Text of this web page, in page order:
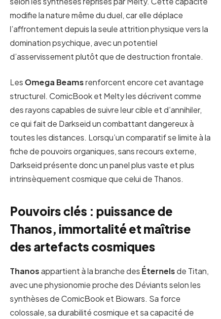
modifie la nature même du duel, car elle déplace
l’affrontement depuis la seule attrition physique vers la
domination psychique, avec un potentiel
d’asservissement plutôt que de destruction frontale.
Les Omega Beamsrenforcent encore cet avantage
structurel. ComicBook et Melty les décrivent comme
des rayons capables de suivre leur cible et d’annihiler,
ce qui fait de Darkseid un combattant dangereux à
toutes les distances. Lorsqu’un comparatif se limite à la
fiche de pouvoirs organiques, sans recours externe,
Darkseid présente donc un panel plus vaste et plus
intrinsèquement cosmique que celui de Thanos.
Pouvoirs clés : puissance de
Thanos, immortalité et maîtrise
des artefacts cosmiques
Thanosappartient à la branche des Éternelsde Titan,
avec une physionomie proche des Déviants selon les
synthèses de ComicBook et Biowars. Sa force
colossale, sa durabilité cosmique et sa capacité de